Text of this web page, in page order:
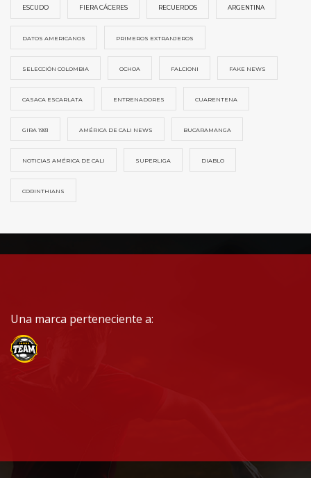
ESCUDO FIERA CÁCERES RECUERDOS ARGENTINA
DATOS AMERICANOS PRIMEROS EXTRANJEROS
SELECCIÓN COLOMBIA OCHOA FALCIONI FAKE NEWS
CASACA ESCARLATA ENTRENADORES CUARENTENA
GIRA 1931 AMÉRICA DE CALI NEWS BUCARAMANGA
NOTICIAS AMÉRICA DE CALI SUPERLIGA DIABLO
CORINTHIANS
Una marca perteneciente a: